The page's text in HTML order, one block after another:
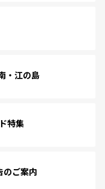
・江の島
特集
のご案内